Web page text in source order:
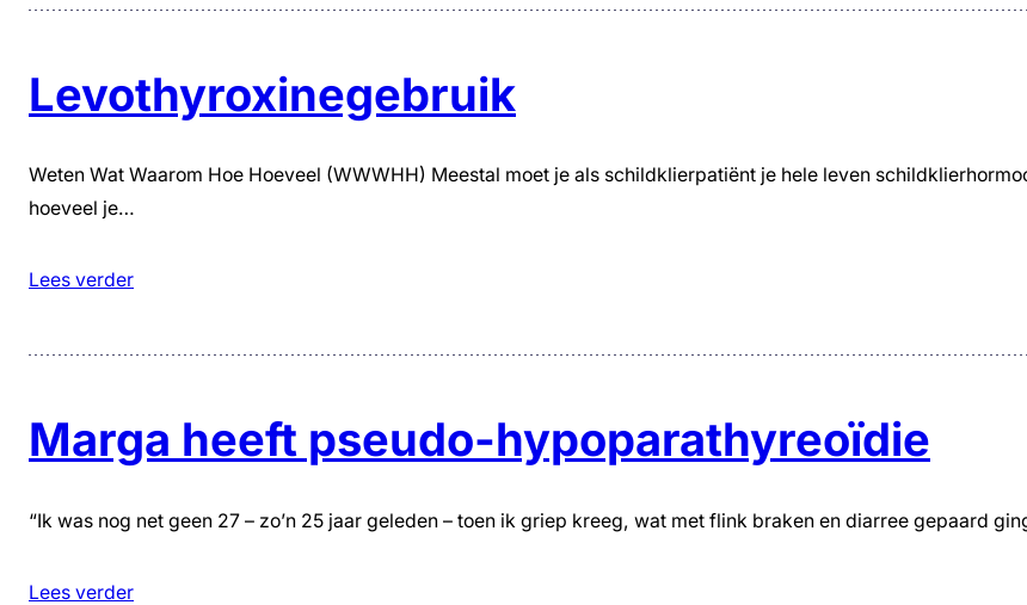
Levothyroxinegebruik
Weten Wat Waarom Hoe Hoeveel (WWWHH) Meestal moet je als schildklierpatiënt je hele leven
hoeveel je…
Lees verder
Marga heeft pseudo-hypoparathyreoïdie
“Ik was nog net geen 27 – zo’n 25 jaar geleden – toen ik griep kreeg, wat met flink braken en diarree gepaard
Lees verder